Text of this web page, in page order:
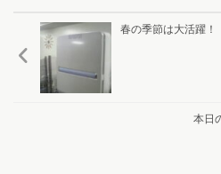
春の季節は大活躍！
本日